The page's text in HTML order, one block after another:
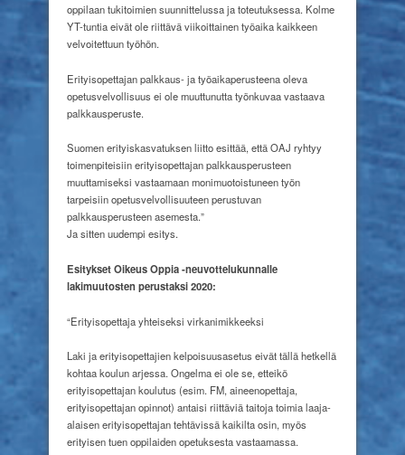
oppilaan tukitoimien suunnittelussa ja toteutuksessa. Kolme
YT-tuntia eivät ole riittävä viikoittainen työaika kaikkeen
velvoitettuun työhön.
Erityisopettajan palkkaus- ja työaikaperusteena oleva
opetusvelvollisuus ei ole muuttunutta työnkuvaa vastaava
palkkausperuste.
Suomen erityiskasvatuksen liitto esittää, että OAJ ryhtyy
toimenpiteisiin erityisopettajan palkkausperusteen
muuttamiseksi vastaamaan monimuotoistuneen työn
tarpeisiin opetusvelvollisuuteen perustuvan
palkkausperusteen asemesta.”
Ja sitten uudempi esitys.
Esitykset Oikeus Oppia-neuvottelukunnalle
lakimuutosten perustaksi 2020:
“Erityisopettaja yhteiseksi virkanimikkeeksi
Laki ja erityisopettajien kelpoisuusasetus eivät tällä hetkellä
kohtaa koulun arjessa. Ongelma ei ole se, etteikö
erityisopettajan koulutus (esim. FM, aineenopettaja,
erityisopettajan opinnot) antaisi riittäviä taitoja toimia laaja-
alaisen erityisopettajan tehtävissä kaikilta osin, myös
erityisen tuen oppilaiden opetuksesta vastaamassa.